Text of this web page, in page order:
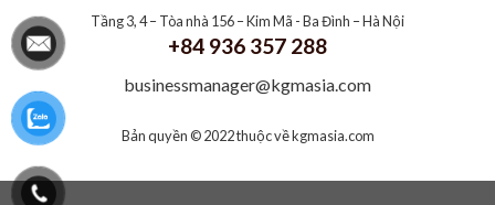
Tầng 3, 4 – Tòa nhà 156 – Kim Mã - Ba Đình – Hà Nội
+84 936 357 288
businessmanager@kgmasia.com
Bản quyền © 2022 thuộc vềkgmasia.com